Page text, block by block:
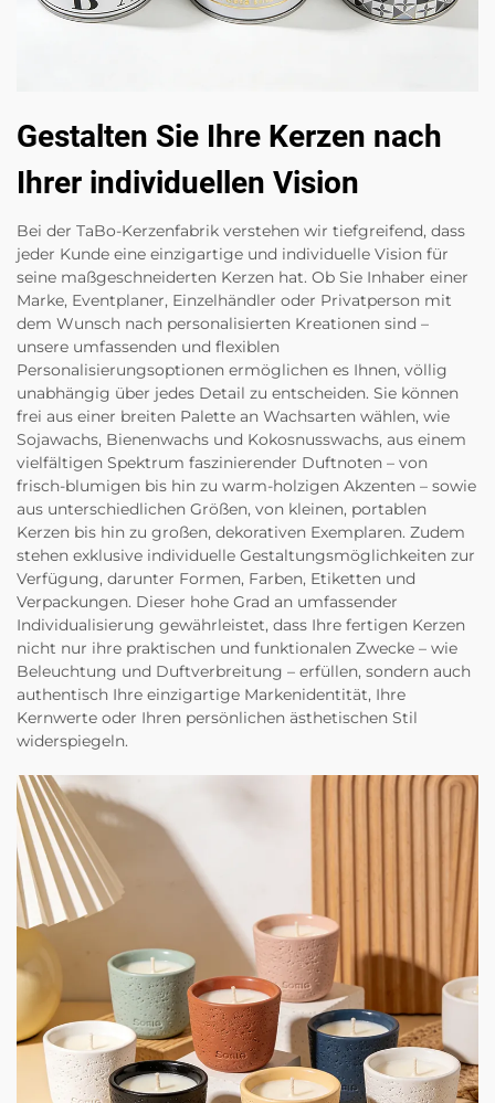
Gestalten Sie Ihre Kerzen nach
Ihrer individuellen Vision
Bei der TaBo-Kerzenfabrik verstehen wir tiefgreifend, dass
jeder Kunde eine einzigartige und individuelle Vision für
seine maßgeschneiderten Kerzen hat. Ob Sie Inhaber einer
Marke, Eventplaner, Einzelhändler oder Privatperson mit
dem Wunsch nach personalisierten Kreationen sind –
unsere umfassenden und flexiblen
Personalisierungsoptionen ermöglichen es Ihnen, völlig
unabhängig über jedes Detail zu entscheiden. Sie können
frei aus einer breiten Palette an Wachsarten wählen, wie
Sojawachs, Bienenwachs und Kokosnusswachs, aus einem
vielfältigen Spektrum faszinierender Duftnoten – von
frisch-blumigen bis hin zu warm-holzigen Akzenten – sowie
aus unterschiedlichen Größen, von kleinen, portablen
Kerzen bis hin zu großen, dekorativen Exemplaren. Zudem
stehen exklusive individuelle Gestaltungsmöglichkeiten zur
Verfügung, darunter Formen, Farben, Etiketten und
Verpackungen. Dieser hohe Grad an umfassender
Individualisierung gewährleistet, dass Ihre fertigen Kerzen
nicht nur ihre praktischen und funktionalen Zwecke – wie
Beleuchtung und Duftverbreitung – erfüllen, sondern auch
authentisch Ihre einzigartige Markenidentität, Ihre
Kernwerte oder Ihren persönlichen ästhetischen Stil
widerspiegeln.